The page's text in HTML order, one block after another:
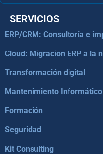
SERVICIOS
ERP/CRM: Consultoría e
Cloud: Migración ERP a la
Transformación digital
Mantenimiento Informático
Formación
Seguridad
Kit Consulting